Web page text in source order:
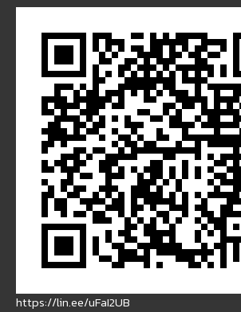
https://lin.ee/uFaI2UB